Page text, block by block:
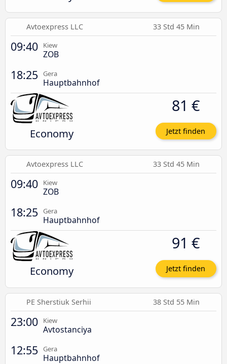
Avtoexpress LLC 33 Std 45 Min
09:40 Kiew
ZOB
18:25 Gera
Hauptbahnhof
Economy
81 €
Jetzt finden
Avtoexpress LLC 33 Std 45 Min
09:40 Kiew
ZOB
18:25 Gera
Hauptbahnhof
Economy
91 €
Jetzt finden
PE Sherstiuk Serhii 38 Std 55 Min
23:00 Kiew
Avtostanciya
12:55 Gera
Hauptbahnhof